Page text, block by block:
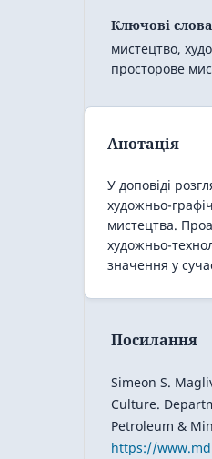
Ключові
мистецтво,
просторове
Анотація
У доповіді
художньо-
мистецтва.
художньо-
значення у
Посилання
Simeon S.
Culture.
Petroleum &
https://